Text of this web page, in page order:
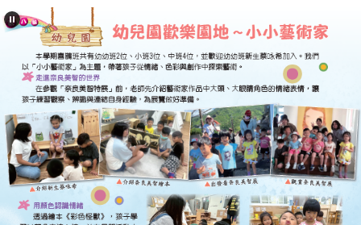
行政單位
校友專區
濂洞校刊
學習資源
成果專區
英語日活動專區
濂洞校刊
心濂心校刊
濂洞電子報